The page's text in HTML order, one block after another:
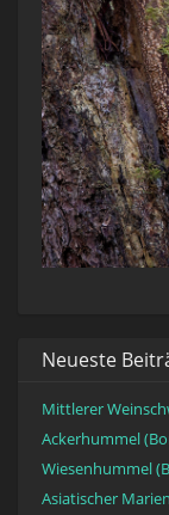
Neueste
Mittlerer
Ackerhummel
Wiesenhummel
Asiatischer